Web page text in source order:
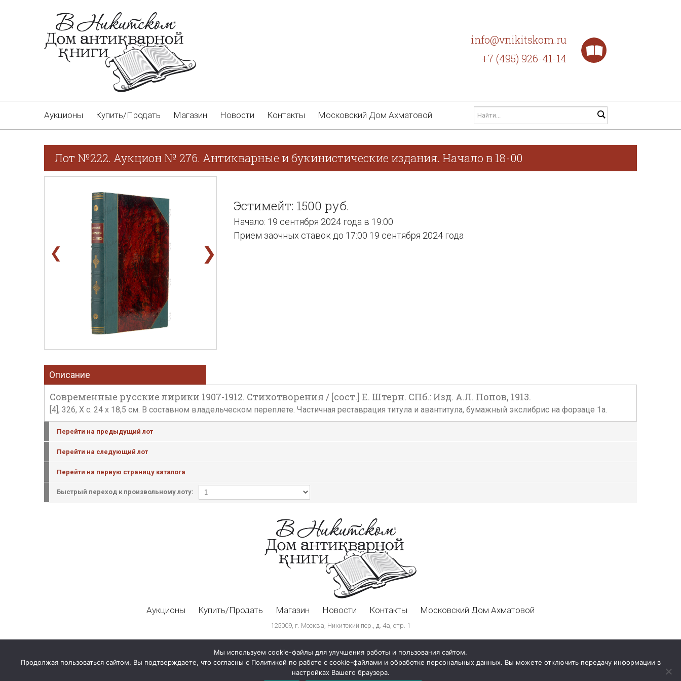
info@vnikitskom.ru
+7 (495) 926-41-14
Аукционы Купить/Продать Магазин Новости Контакты Московский Дом Ахматовой
Лот №222. Аукцион № 276. Антикварные и букинистические издания. Начало в 18-00
❮ ❯
Эстимейт: 1500 руб.
Начало: 19 сентября 2024 года в 19:00
Прием заочных ставок до 17:00 19 сентября 2024 года
Описание
Современные русские лирики 1907-1912. Стихотворения / [сост.] Е. Штерн. СПб.: Изд. А.Л. Попов, 1913.
[4], 326, X с. 24 х 18,5 см. В составном владельческом переплете. Частичная реставрация титула и авантитула, бумажный экслибрис на форзаце 1а.
Перейти на предыдущий лот
Перейти на следующий лот
Перейти на первую страницу каталога
Быстрый переход к произвольному лоту:
Аукционы Купить/Продать Магазин Новости Контакты Московский Дом Ахматовой
125009, г. Москва, Никитский пер., д. 4а, стр. 1
Мы используем cookie-файлы для улучшения работы и пользования сайтом.
Продолжая пользоваться сайтом, Вы подтверждаете, что согласны с Политикой по работе с cookie-файлами и обработке персональных данных. Вы можете отключить передачу информации в
настройках Вашего браузера.